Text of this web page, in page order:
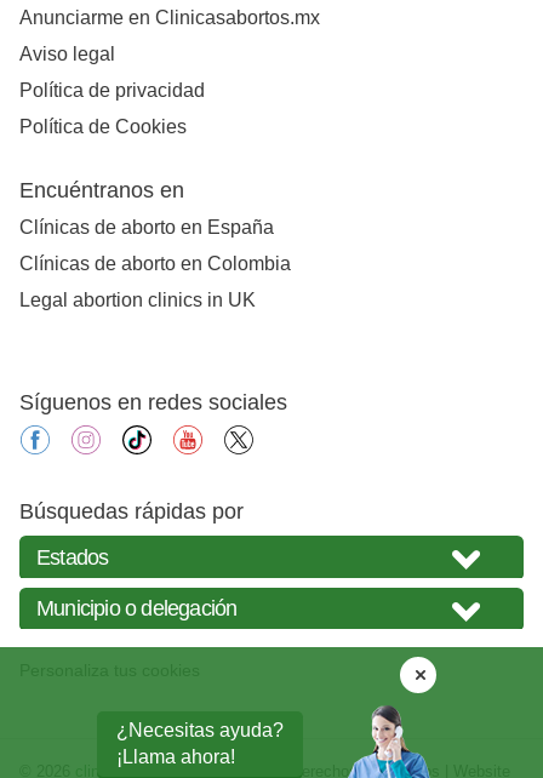
¿Necesitas ayuda?
¡Llama ahora!
Anunciarme en Clinicasabortos.mx
Aviso legal
Política de privacidad
Política de Cookies
Encuéntranos en
Clínicas de aborto en España
Clínicas de aborto en Colombia
Legal abortion clinics in UK
Síguenos en redes sociales
facebookinstagram
tiktok youtube
Búsquedas rápidas por
clinicasabortos.mx | Todos los derechos reservados | Website